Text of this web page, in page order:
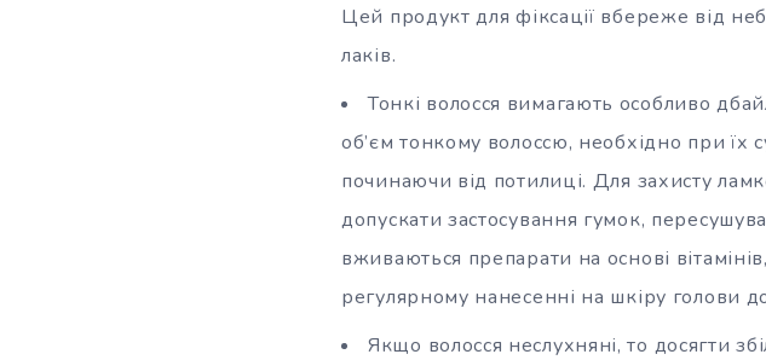
Цей продукт для фіксації вбереже від
лаків.
Тонкі волосся вимагають особливо
об’єм тонкому волоссю, необхідно при їх
починаючи від потилиці. Для захисту
допускати застосування гумок,
вживаються препарати на основі
регулярному нанесенні на шкіру голови
Якщо волосся неслухняні, то досягти